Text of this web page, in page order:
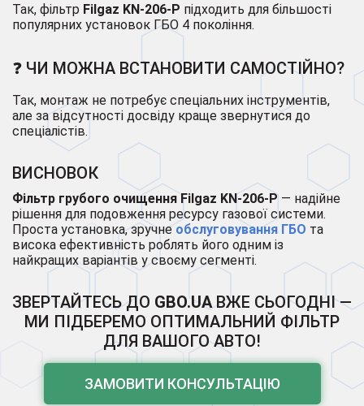
Так, фільтр Filgaz KN-206-P підходить для більшості
популярних установок ГБО 4 покоління.
❓ ЧИ МОЖНА ВСТАНОВИТИ САМОСТІЙНО?
Так, монтаж не потребує спеціальних інструментів,
але за відсутності досвіду краще звернутися до
спеціалістів.
ВИСНОВОК
Фільтр грубого очищення Filgaz KN-206-P— надійне
рішення для подовження ресурсу газової системи.
Проста установка, зручнеобслуговування ГБО та
висока ефективність роблять його одним із
найкращих варіантів у своєму сегменті.
ЗВЕРТАЙТЕСЬ ДО GBO.UAВЖЕ СЬОГОДНІ —
МИ ПІДБЕРЕМО ОПТИМАЛЬНИЙ ФІЛЬТР
ДЛЯ ВАШОГО АВТО!
ЗАМОВИТИ КОНСУЛЬТАЦІЮ